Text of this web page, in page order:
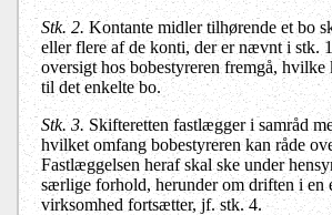
Stk. 2. Kontante midler tilhørende et bo
eller flere af de konti, der er nævnt i stk.
oversigt hos bobestyreren fremgå,
til det enkelte bo.
Stk. 3. Skifteretten fastlægger i samråd
hvilket omfang bobestyreren kan råde
Fastlæggelsen heraf skal ske under
særlige forhold, herunder om driften i en
virksomhed fortsætter, jf. stk. 4.